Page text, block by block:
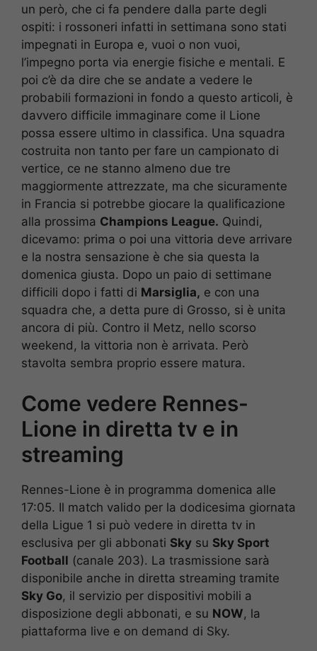
un però, che ci fa pendere dalla parte degli
ospiti: i rossoneri infatti in settimana sono stati
impegnati in Europa e, vuoi o non vuoi,
l’impegno porta via energie fisiche e mentali. E
poi c’è da dire che se andate a vedere le
probabili formazioni in fondo a questo articoli, è
davvero difficile immaginare come il Lione
possa essere ultimo in classifica. Una squadra
costruita non tanto per fare un campionato di
vertice, ce ne stanno almeno due tre
maggiormente attrezzate, ma che sicuramente
in Francia si potrebbe giocare la qualificazione
alla prossima Champions League. Quindi,
dicevamo: prima o poi una vittoria deve arrivare
e la nostra sensazione è che sia questa la
domenica giusta. Dopo un paio di settimane
difficili dopo i fatti di Marsiglia, e con una
squadra che, a detta pure di Grosso, si è unita
ancora di più. Contro il Metz, nello scorso
weekend, la vittoria non è arrivata. Però
stavolta sembra proprio essere matura.
Come vedere Rennes-
Lione in diretta tv e in
streaming
Rennes-Lione è in programma domenica alle
17:05. Il match valido per la dodicesima giornata
della Ligue 1 si può vedere in diretta tv in
esclusiva per gli abbonati Sky su Sky Sport
Football (canale 203). La trasmissione sarà
disponibile anche in diretta streaming tramite
Sky Go, il servizio per dispositivi mobili a
disposizione degli abbonati, e su NOW, la
piattaforma live e on demand di Sky.